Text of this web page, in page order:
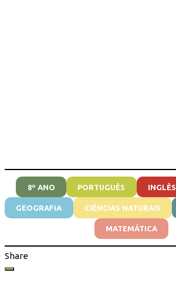
8º ANO PORTUGUÊS INGLÊS
GEOGRAFIA CIÊNCIAS NATURAIS
MATEMÁTICA
Share